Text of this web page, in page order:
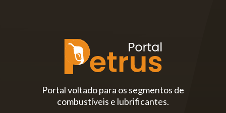
Portal voltado para os segmentos de
combustíveis e lubrificantes.